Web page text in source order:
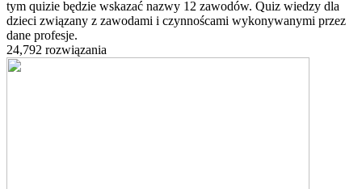
tym quizie będzie wskazać nazwy 12 zawodów. Quiz wiedzy dla
dzieci związany z zawodami i czynnoścami wykonywanymi przez
dane profesje.
24,792 rozwiązania